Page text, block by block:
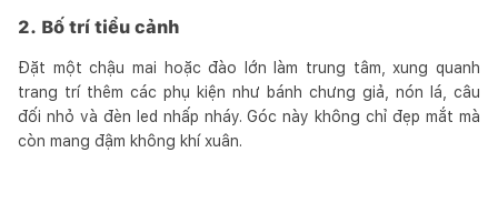
2. Bố trí tiểu cảnh
Đặt một chậu mai hoặc đào lớn làm trung tâm, xung quanh
trang trí thêm các phụ kiện như bánh chưng giả, nón lá, câu
đối nhỏ và đèn led nhấp nháy. Góc này không chỉ đẹp mắt mà
còn mang đậm không khí xuân.